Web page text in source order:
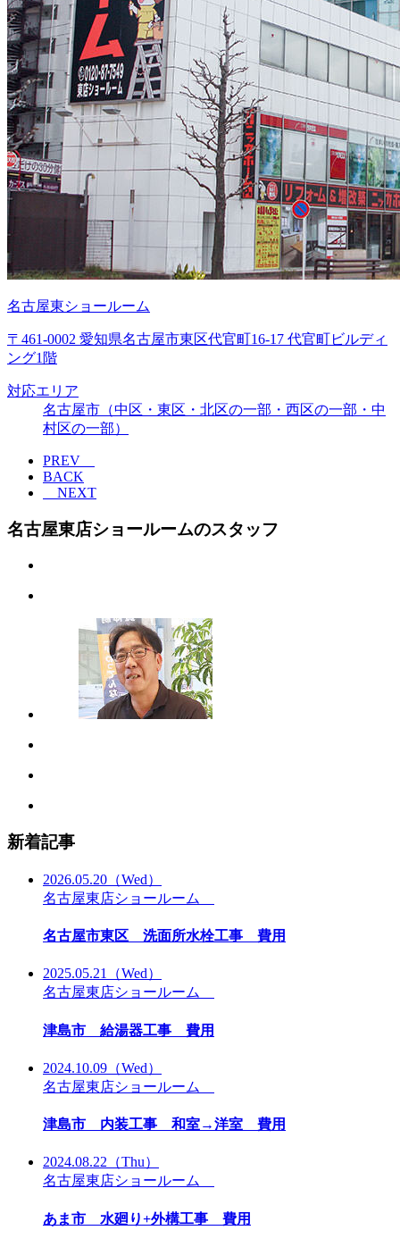
名古屋東ショールーム
〒461-0002 愛知県名古屋市東区代官町16-17 代官町ビルディ
ング1階
対応エリア
名古屋市（中区・東区・北区の一部・西区の一部・中
村区の一部）
PREV
BACK
NEXT
名古屋東店ショールームのスタッフ
新着記事
2026.05.20 （Wed）
名古屋東店ショールーム
名古屋市東区 洗面所水栓工事 費用
2025.05.21
（Wed）
名古屋東店ショールーム
津島市 給湯器工事 費用
2024.10.09 （Wed）
名古屋東店ショールーム
津島市 内装工事 和室→洋室 費用
2024.08.22 （Thu）
名古屋東店ショールーム
あま市 水廻り+外構工事 費用